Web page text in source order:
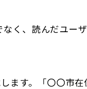
く、読んだユー
ます。「〇〇市